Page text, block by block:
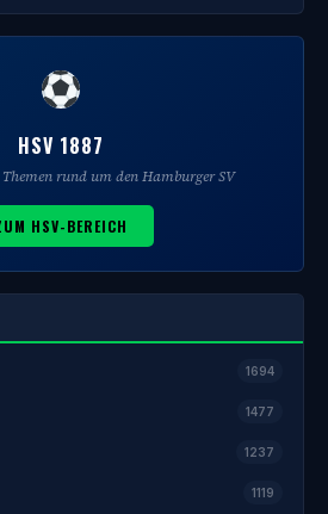
HSV 1887
rund um den Hamburger SV
HSV-BEREICH
1694
1477
1237
1119